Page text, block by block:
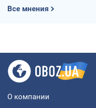
Все мнения
О компании